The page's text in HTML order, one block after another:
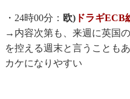
・24時00分： 欧) ドラギECB
→内容次第も、来週に英国
を控える週末と言うことも
カケになりやすい